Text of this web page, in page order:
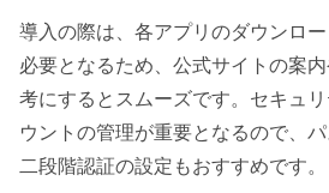
導入の際は、各アプリのダウンロ
必要となるため、公式サイトの案
考にするとスムーズです。セキュ
ウントの管理が重要となるので、
二段階認証の設定もおすすめです。